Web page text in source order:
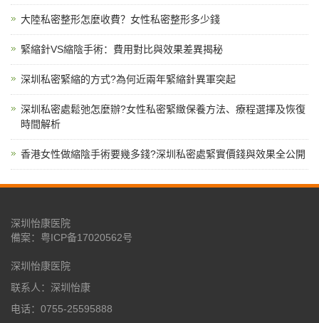
大陸私密整形怎麼收費？女性私密整形多少錢
緊縮針VS縮陰手術：費用對比與效果差異揭秘
深圳私密緊縮的方式?為何近兩年緊縮針異軍突起
深圳私密處鬆弛怎麼辦?女性私密緊緻保養方法、療程選擇及恢復
時間解析
香港女性做縮陰手術要幾多錢?深圳私密處緊實價錢與效果全公開
深圳怡康医院
備案： 粤ICP备17020562号
深圳怡康医院
联系人：深圳怡康
电话：0755-25595888